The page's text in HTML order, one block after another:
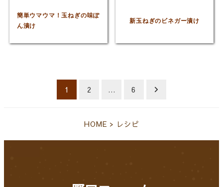
簡単ウマウマ！玉ねぎの味ぽ
ん漬け
新玉ねぎのビネガー漬け
1 2 … 6
HOME > レシピ